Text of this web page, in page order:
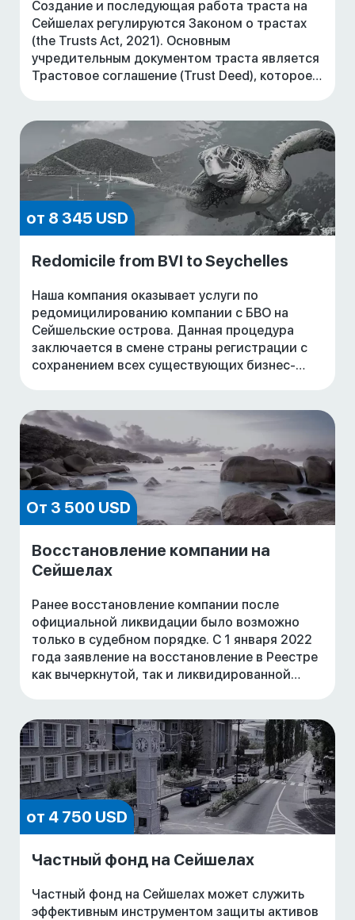
Создание и последующая работа траста на
Сейшелах регулируются Законом о трастах
(the Trusts Act, 2021). Основным
учредительным документом траста является
Трастовое соглашение (Trust Deed), которое
от 8 345 USD
Redomicile from BVI to Seychelles
Наша компания оказывает услуги по
редомицилированию компании с БВО на
Сейшельские острова. Данная процедура
заключается в смене страны регистрации с
сохранением всех существующих бизнес-
От 3 500 USD
Восстановление компании на
Сейшелах
Ранее восстановление компании после
официальной ликвидации было возможно
только в судебном порядке. C 1 января 2022
года заявление на восстановление в Реестре
как вычеркнутой, так и ликвидированной
от 4 750 USD
Частный фонд на Сейшелах
Частный фонд на Сейшелах может служить
эффективным инструментом защиты активов